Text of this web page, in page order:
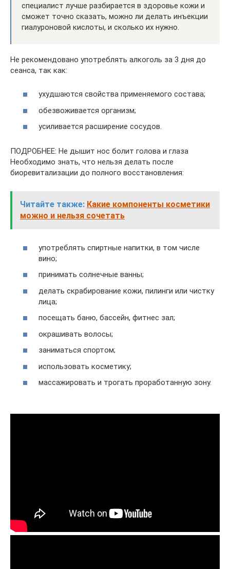
специалист лучше разбирается в здоровье кожи и
сможет точно сказать, можно ли делать инъекции
гиалуроновой кислоты, и сколько их нужно.
Не рекомендовано употреблять алкоголь за 3 дня до
сеанса, так как:
ухудшаются свойства применяемого состава;
обезвоживается организм;
усиливается расширение сосудов.
ПОДРОБНЕЕ: Не дышит нос болит голова и глаза
Необходимо знать, что нельзя делать после
биоревитализации до полного восстановления:
Читайте также: Какие компоненты косметики
можно и нельзя сочетать
употреблять спиртные напитки, в том числе
вино;
принимать солнечные ванны;
делать скрабирование кожи, пилинги или чистку
лица;
посещать баню, бассейн, фитнес зал;
окрашивать волосы;
заниматься спортом;
использовать косметику;
массажировать и трогать проработанную зону.